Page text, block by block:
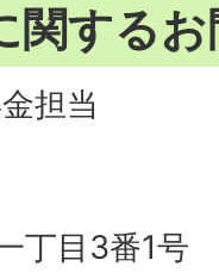
関する
担当
丁目3番1号